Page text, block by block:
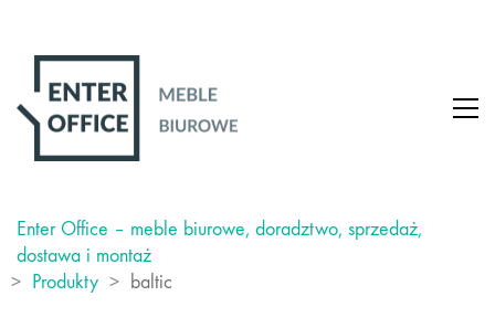
Enter Office – meble biurowe, doradztwo, sprzedaż,
dostawa i montaż
>
Produkty > baltic